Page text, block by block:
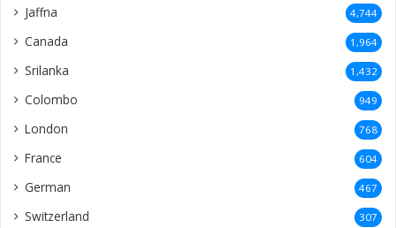
Britain 175
Australia 168
India 161
Mullaitivu 152
Trincomalee 125
United Kingdom 118
Kokuvil 109
Chavakachcheri 101